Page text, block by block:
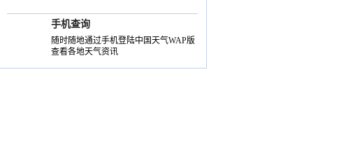
手机查询
随时随地通过手机登陆中国天气WAP版
查看各地天气资讯